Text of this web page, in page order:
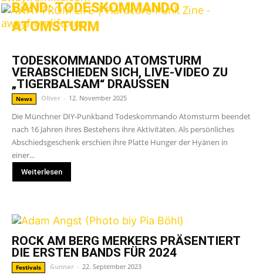
BAND: TODESKOMMANDO
ATOMSTURM
TODESKOMMANDO ATOMSTURM
VERABSCHIEDEN SICH, LIVE-VIDEO ZU
„TIGERBALSAM“ DRAUSSEN
News Oliver - 12. November 2025
Die Münchner DIY-Punkband Todeskommando Atomsturm beendet
nach 16 Jahren ihres Bestehens ihre Aktivitäten. Als persönliches
Abschiedsgeschenk erschien ihre Platte Hunger der Hyänen in
einer...
Weiterlesen
ROCK AM BERG MERKERS PRÄSENTIERT
DIE ERSTEN BANDS FÜR 2024
Festivals Gunnar - 22. September 2023